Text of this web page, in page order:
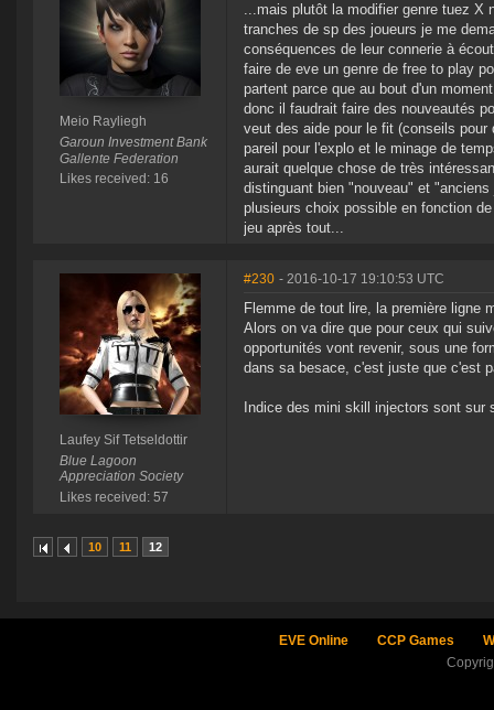
Meio Rayliegh
Garoun Investment Bank
Gallente Federation
Likes received: 16
...mais plutôt la modifier genre tuez X
tranches de sp des joueurs je me
conséquences de leur connerie à
faire de eve un genre de free to play
partent parce que au bout d'un
donc il faudrait faire des nouveautés
veut des aide pour le fit (conseils
pareil pour l'explo et le minage de
aurait quelque chose de très
distinguant bien "nouveau" et
plusieurs choix possible en fonction
jeu après tout...
Laufey Sif Tetseldottir
Blue Lagoon
Appreciation Society
Likes received: 57
#230 - 2016-10-17 19:10:53 UTC
Flemme de tout lire, la première ligne
Alors on va dire que pour ceux qui
opportunités vont revenir, sous une
dans sa besace, c'est juste que c'est
Indice des mini skill injectors sont sur
10 11 12
EVE Online CCP Games